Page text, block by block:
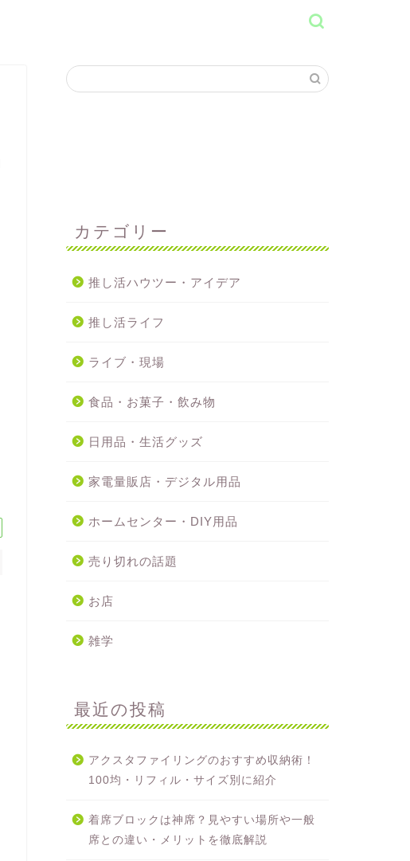
カテゴリー
推し活ハウツー・アイデア
推し活ライフ
ライブ・現場
食品・お菓子・飲み物
日用品・生活グッズ
家電量販店・デジタル用品
ホームセンター・DIY用品
売り切れの話題
お店
雑学
最近の投稿
アクスタファイリングのおすすめ収納術！
100均・リフィル・サイズ別に紹介
着席ブロックは神席？見やすい場所や一般
席との違い・メリットを徹底解説